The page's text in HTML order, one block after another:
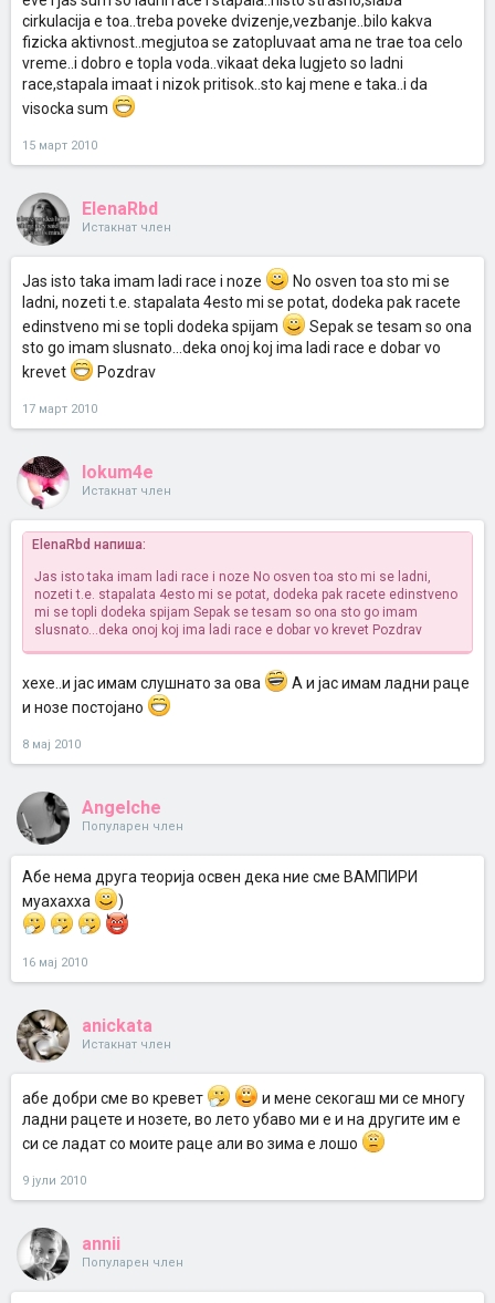
cirkulacija e toa..treba poveke dvizenje,vezbanje..bilo kakva
fizicka aktivnost..megjutoa se zatopluvaat ama ne trae toa celo
vreme..i dobro e topla voda..vikaat deka lugjeto so ladni
race,stapala imaat i nizok pritisok..sto kaj mene e taka..i da
visocka sum
15 март 2010
ElenaRbd
Истакнат член
Jas isto taka imam ladi race i noze
No osven toa sto mi se
ladni, nozeti t.e. stapalata 4esto mi se potat, dodeka pak racete
edinstveno mi se topli dodeka spijam
Sepak se tesam so ona
sto go imam slusnato...deka onoj koj ima ladi race e dobar vo
krevet
Pozdrav
17 март 2010
lokum4e
Истакнат член
ElenaRbd напиша:
Jas isto taka imam ladi race i noze No osven toa sto mi se ladni,
nozeti t.e. stapalata 4esto mi se potat, dodeka pak racete edinstveno
mi se topli dodeka spijam Sepak se tesam so ona sto go imam
slusnato...deka onoj koj ima ladi race e dobar vo krevet Pozdrav
хехе..и јас имам слушнато за ова
А и јас имам ладни раце
и нозе постојано
8 мај 2010
Angelche
Популарен член
Абе нема друга теорија освен дека ние сме ВАМПИРИ
муахахха
)
16 мај 2010
anickata
Истакнат член
абе добри сме во кревет
и мене секогаш ми се многу
ладни рацете и нозете, во лето убаво ми е и на другите им е
си се ладат со моите раце али во зима е лошо
9 јули 2010
annii
Популарен член